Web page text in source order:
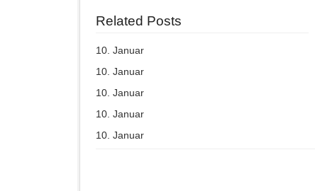
Related Posts
10. Januar
10. Januar
10. Januar
10. Januar
10. Januar